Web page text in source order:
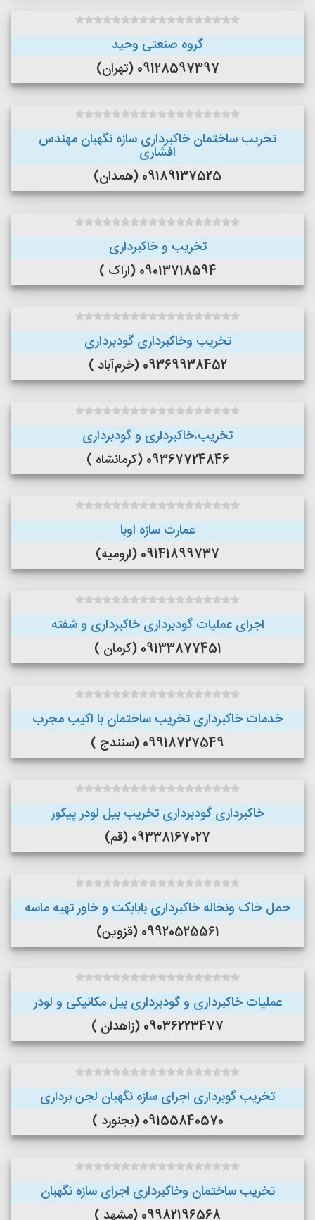
گروه صنعتی وحید
09128597397 (تهران)
تخریب ساختمان خاکبرداری سازه نگهبان مهندس
افشاری
09189137525 (همدان)
تخریب و خاکبرداری
09013718594 (اراک )
تخریب وخاکبرداری گودبرداری
09369938452 (خرم‌آباد )
تخریب،خاکبرداری و گودبرداری
09367724846 (کرمانشاه )
عمارت سازه اوبا
09141899737 (ارومیه)
اجرای عملیات گودبرداری خاکبرداری و شفته
09133877451 (کرمان )
خدمات خاکبرداری تخریب ساختمان با اکیب مجرب
09918727549 (سنندج )
خاکبرداری گودبرداری تخریب بیل لودر پیکور
09338167027 (قم)
حمل خاک ونخاله خاکبرداری بابابکت و خاور تهیه ماسه
09920525561 (قزوین)
عملیات خاکبرداری و گودبرداری بیل مکانیکی و لودر
09036223477 (زاهدان )
تخریب گوبرداری اجرای سازه نگهبان لجن برداری
09155840570 (بجنورد )
تخریب ساختمان وخاکبرداری اجرای سازه نگهبان
09982196568 (مشهد )